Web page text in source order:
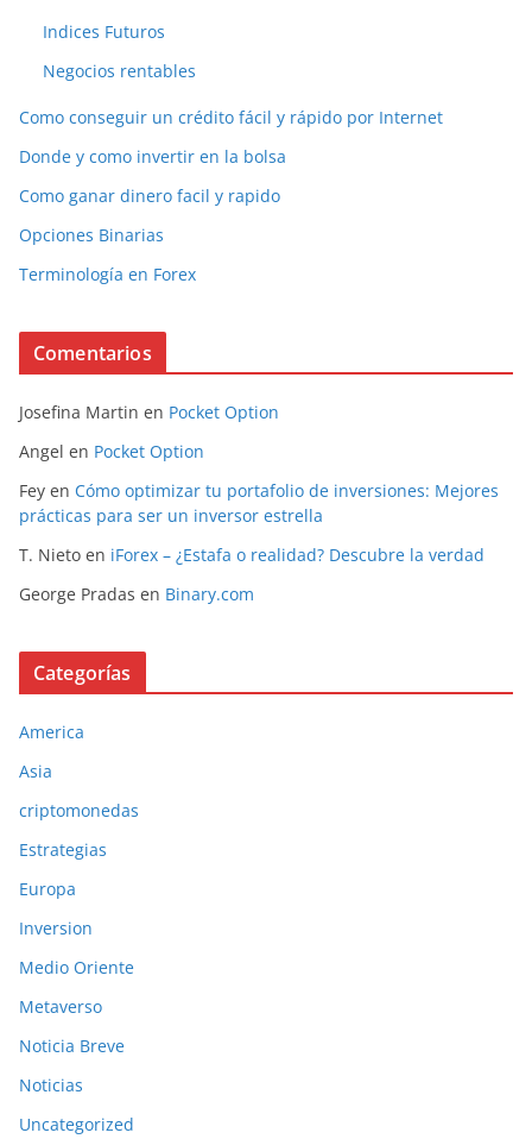
Indices Futuros
Negocios rentables
Como conseguir un crédito fácil y rápido por Internet
Donde y como invertir en la bolsa
Como ganar dinero facil y rapido
Opciones Binarias
Terminología en Forex
Comentarios
Josefina Martin en Pocket Option
Angel en Pocket Option
Fey en Cómo optimizar tu portafolio de inversiones: Mejores
prácticas para ser un inversor estrella
T. Nieto en iForex – ¿Estafa o realidad? Descubre la verdad
George Pradas en Binary.com
Categorías
America
Asia
criptomonedas
Estrategias
Europa
Inversion
Medio Oriente
Metaverso
Noticia Breve
Noticias
Uncategorized